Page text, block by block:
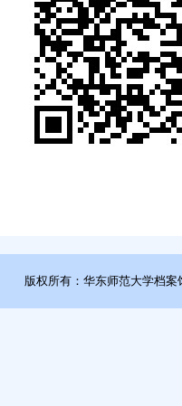
版权所有：华东师范大学档案